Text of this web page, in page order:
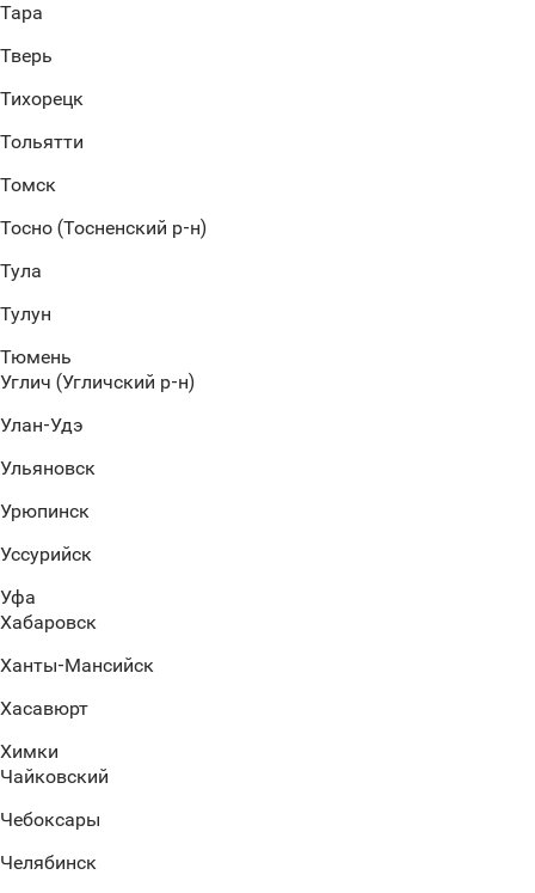
Тара
Тверь
Тихорецк
Тольятти
Томск
Тосно (Тосненский р-н)
Тула
Тулун
Тюмень
Углич (Угличский р-н)
Улан-Удэ
Ульяновск
Урюпинск
Уссурийск
Уфа
Хабаровск
Ханты-Мансийск
Хасавюрт
Химки
Чайковский
Чебоксары
Челябинск